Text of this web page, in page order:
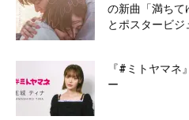
の新曲「満ちて
とポスタービジ
『#ミトヤマネ
ー